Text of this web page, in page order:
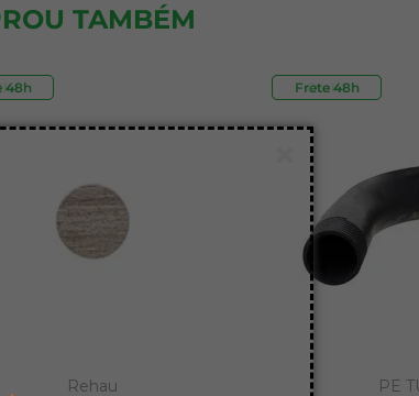
.
TAMBÉM
48h
Rehau
Outlet
Frete 48h
PE